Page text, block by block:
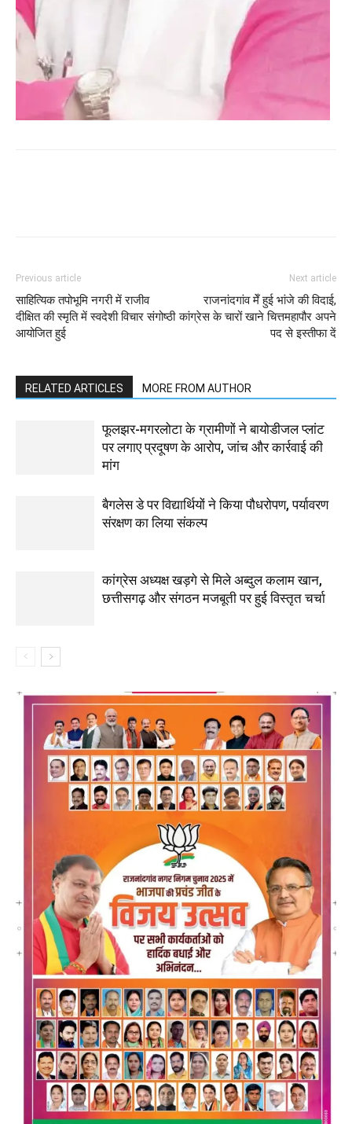
Previous article
साहित्यिक तपोभूमि नगरी में राजीव
दीक्षित की स्मृति में स्वदेशी विचार संगोष्ठी
आयोजित हुई
Next article
राजनांदगांव मेँ हुई भांजे की विदाई,
कांग्रेस के चारों खाने चित्तमहापौर अपने
पद से इस्तीफा दें
RELATED ARTICLES MORE FROM AUTHOR
फूलझर-मगरलोटा के ग्रामीणों ने बायोडीजल प्लांट
पर लगाए प्रदूषण के आरोप, जांच और कार्रवाई की
मांग
बैगलेस डे पर विद्यार्थियों ने किया पौधरोपण, पर्यावरण
संरक्षण का लिया संकल्प
कांग्रेस अध्यक्ष खड़गे से मिले अब्दुल कलाम खान,
छत्तीसगढ़ और संगठन मजबूती पर हुई विस्तृत चर्चा